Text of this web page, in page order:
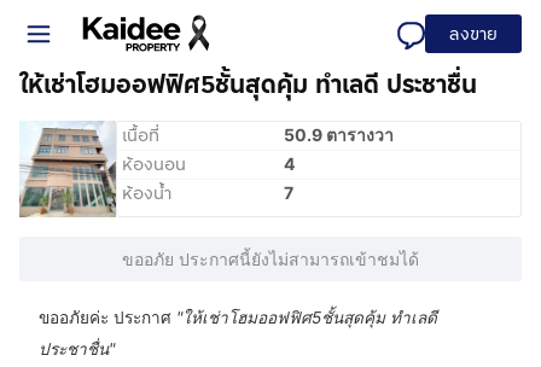
ลงขาย
ให้เช่าโฮมออฟฟิศ5ชั้นสุดคุ้ม ทำเลดี ประชาชื่น
เนื้อที่ 50.9 ตารางวา
ห้องนอน 4
ห้องน้ำ 7
ขออภัย ประกาศนี้ยังไม่สามารถเข้าชมได้
ขออภัยค่ะ ประกาศ "ให้เช่าโฮมออฟฟิศ5ชั้นสุดคุ้ม ทำเลดี
ประชาชื่น"